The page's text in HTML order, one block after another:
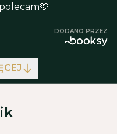
DODANO PRZEZ